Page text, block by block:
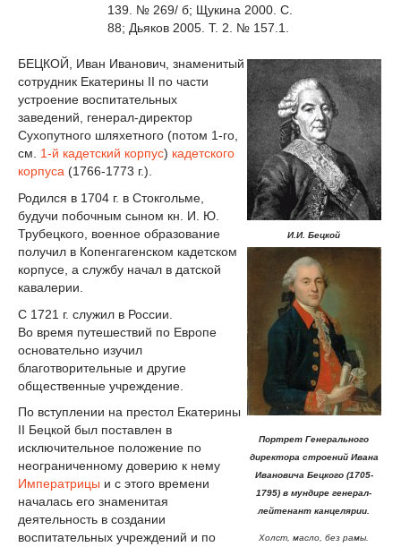
139. № 269/ б; Щукина 2000. С.
88; Дьяков 2005. Т. 2. № 157.1.
И.И. Бецкой
Портрет Генерального
директора строений Ивана
Ивановича Бецкого (1705-
1795) в мундире генерал-
лейтенант канцелярии.
Холст, масло, без рамы.
БЕЦКОЙ, Иван Иванович, знаменитый
сотрудник Екатерины II по части
устроение воспитательных
заведений, генерал-директор
Сухопутного шляхетного (потом 1-го,
см. 1-й кадетский корпус) кадетского
корпуса (1766-1773 г.).
Родился в 1704 г. в Стокгольме,
будучи побочным сыном кн. И. Ю.
Трубецкого, военное образование
получил в Копенгагенском кадетском
корпусе, а службу начал в датской
кавалерии.
С 1721 г. служил в России.
Во время путешествий по Европе
основательно изучил
благотворительные и другие
общественные учреждение.
По вступлении на престол Екатерины
II Бецкой был поставлен в
исключительное положение по
неограниченному доверию к нему
Императрицы и с этого времени
началась его знаменитая
деятельность в создании
воспитательных учреждений и по